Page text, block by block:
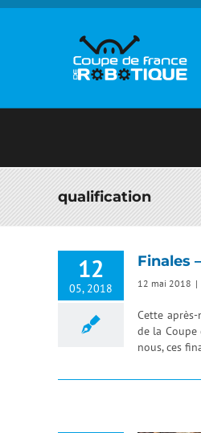
Passer
qualification
12
05, 2018
Finales
12 mai 2018 |
Cette
de la Coupe
nous, ces